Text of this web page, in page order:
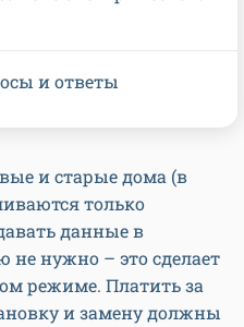
и старые дома (в
только
данные в
нужно – это сделает
режиме. Платить за
и замену должны
и ответы